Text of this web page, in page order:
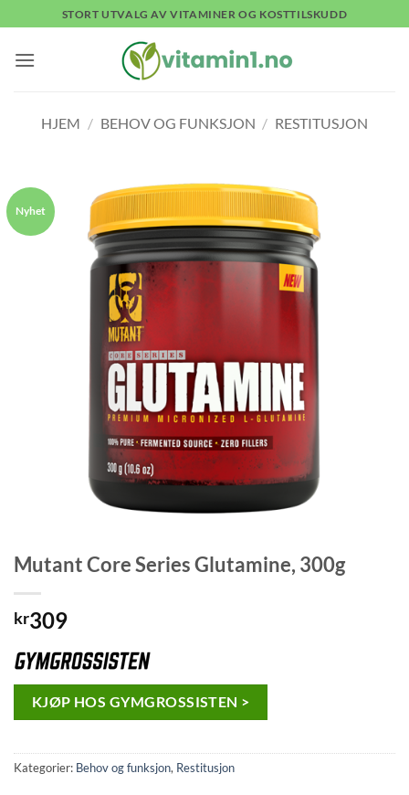
to
content
STORT UTVALG AV VITAMINER OG KOSTTILSKUDD
HJEM / BEHOV OG FUNKSJON / RESTITUSJON
Mutant Core Series Glutamine, 300g
kr309
KJØP HOS GYMGROSSISTEN >
Kategorier: Behov og funksjon, Restitusjon